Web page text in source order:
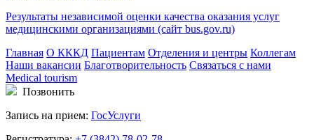
Результаты независимой оценки качества оказания услуг
медицинскими организациями (сайт bus.gov.ru)
Главная О КККД Пациентам Отделения и центры Коллегам
Наши вакансии Благотворительность Связаться с нами
Medical tourism
Позвонить
Запись на прием: ГосУслуги